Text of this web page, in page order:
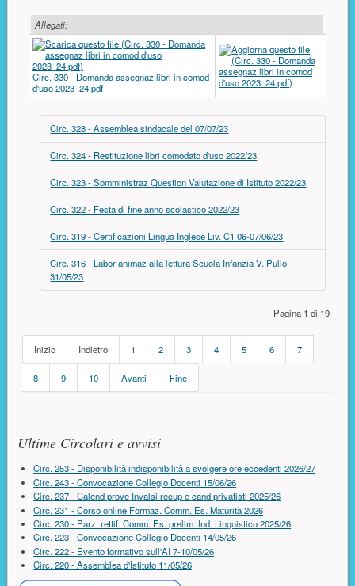
Allegati:
Circ. 330 - Domanda assegnaz libri in comod
d'uso 2023_24.pdf
Circ. 328 - Assemblea sindacale del 07/07/23
Circ. 324 - Restituzione libri comodato d'uso 2022/23
Circ. 323 - Somministraz Question Valutazione di Istituto 2022/23
Circ. 322 - Festa di fine anno scolastico 2022/23
Circ. 319 - Certificazioni Lingua Inglese Liv. C1 06-07/06/23
Circ. 316 - Labor animaz alla lettura Scuola Infanzia V. Pullo
31/05/23
Pagina 1 di 19
Inizio Indietro 1 2 3 4 5 6 7
8 9 10 Avanti Fine
Ultime Circolari e avvisi
Circ. 253 - Disponibilità indisponibilità a svolgere ore eccedenti 2026/27
Circ. 243 - Convocazione Collegio Docenti 15/06/26
Circ. 237 - Calend prove Invalsi recup e cand privatisti 2025/26
Circ. 231 - Corso online Formaz. Comm. Es. Maturità 2026
Circ. 230 - Parz. rettif. Comm. Es. prelim. Ind. Linguistico 2025/26
Circ. 223 - Convocazione Collegio Docenti 14/05/26
Circ. 222 - Evento formativo sull'AI 7-10/05/26
Circ. 220 - Assemblea d'Istituto 11/05/26